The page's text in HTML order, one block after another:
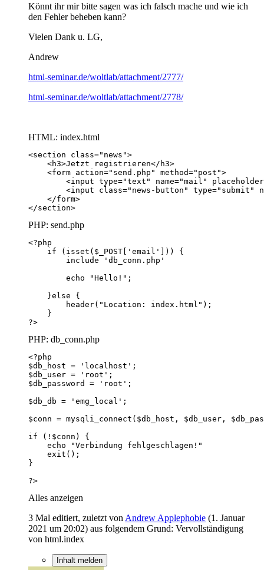
Könnt ihr mir bitte sagen was ich falsch mache und wie ich
den Fehler beheben kann?
Vielen Dank u. LG,
Andrew
html-seminar.de/woltlab/attachment/2777/
html-seminar.de/woltlab/attachment/2778/
HTML: index.html
</section>
PHP: send.php
?>
PHP: db_conn.php
?>
Alles anzeigen
3 Mal editiert, zuletzt von Andrew Applephobie (1. Januar
2021 um 20:02) aus folgendem Grund: Vervollständigung
von html.index
Inhalt melden